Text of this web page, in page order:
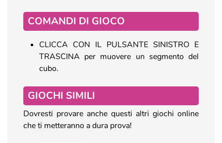
COMANDI DI GIOCO
CLICCA CON IL PULSANTE SINISTRO E
TRASCINA per muovere un segmento del
cubo.
GIOCHI SIMILI
Dovresti provare anche questi altri giochi online
che ti metteranno a dura prova!